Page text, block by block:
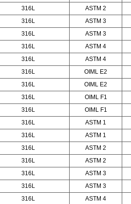
316L ASTM 2
316L ASTM 3
316L ASTM 3
316L ASTM 4
316L ASTM 4
316L OIML E2
316L OIML E2
316L OIML F1
316L OIML F1
316L ASTM 1
316L ASTM 1
316L ASTM 2
316L ASTM 2
316L ASTM 3
316L ASTM 3
316L ASTM 4